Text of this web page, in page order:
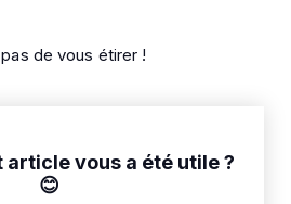
de vous étirer !
article vous a été utile ?